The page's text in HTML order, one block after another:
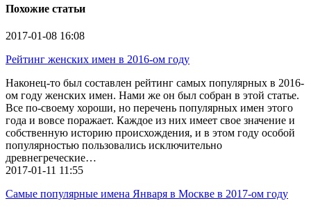
Похожие статьи
2017-01-08 16:08
Рейтинг женских имен в 2016-ом году
Наконец-то был составлен рейтинг самых популярных в 2016-
ом году женских имен. Нами же он был собран в этой статье.
Все по-своему хороши, но перечень популярных имен этого
года и вовсе поражает. Каждое из них имеет свое значение и
собственную историю происхождения, и в этом году особой
популярностью пользовались исключительно
древнегреческие…
2017-01-11 11:55
Самые популярные имена Января в Москве в 2017-ом году